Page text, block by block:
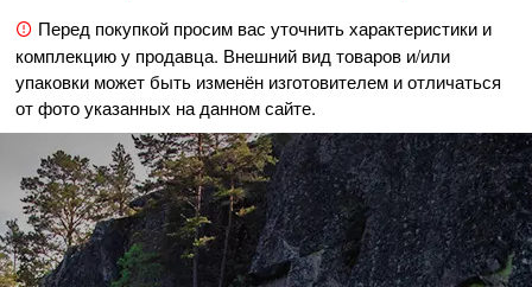
Перед покупкой просим вас уточнить характеристики и
комплекцию у продавца. Внешний вид товаров и/или
упаковки может быть изменён изготовителем и отличаться
от фото указанных на данном сайте.